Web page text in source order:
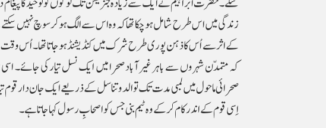
زندگی میں اس طرح شامل ہوچکا تھا کہ وہ اس سے الگ ہو کر سوچ نہیں
کے اثر سے اُس کا ذہن پوری طرح شرک میں کنڈیشنڈ ہوجاتا تھا۔ اُس وقت
کہ متمدّن شہروں سے باہر غیر آباد صحرا میں ایک نسل تیار کی جائے۔
صحرائی ماحول میں لمبی مدت تک توالد وتناسل کے ذریعے ایک جان دار قوم
اِسی قوم کے اندر کام کرکے وہ ٹیم بنی جس کو اصحابِ رسول کہا جاتا ہے۔